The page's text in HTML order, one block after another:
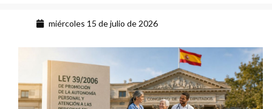
miércoles 15 de julio de 2026